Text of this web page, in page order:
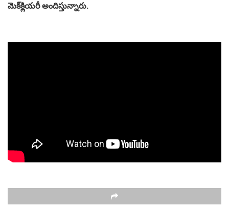
మెక్‌క్లియరీ అందిస్తున్నారు.